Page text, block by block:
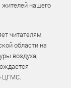
жителей нашего
читателям
области на
воздуха,
ЦГМС.